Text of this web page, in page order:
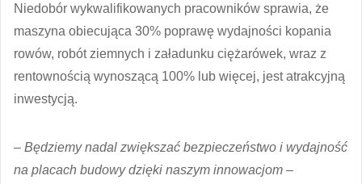
Niedobór wykwalifikowanych pracowników sprawia, że
maszyna obiecująca 30% poprawę wydajności kopania
rowów, robót ziemnych i załadunku ciężarówek, wraz z
rentownością wynoszącą 100% lub więcej, jest atrakcyjną
inwestycją.
– Będziemy nadal zwiększać bezpieczeństwo i wydajność
na placach budowy dzięki naszym innowacjom –